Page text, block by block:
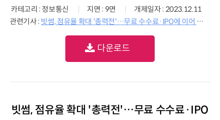
카테고리 : 정보통신 지면 : 9면
개제일자 : 2023.12.11
관련기사 : 빗썸, 점유율 확대 '총력전'…무료 수수료·IPO에 이어 테더 상장까지
다운로드
빗썸, 점유율 확대 '총력전'…무료 수수료·IPO